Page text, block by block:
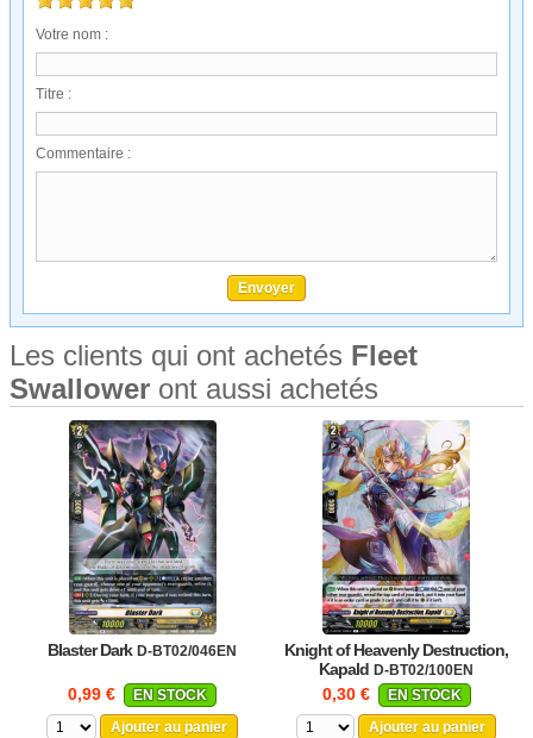
Votre nom :
Titre :
Commentaire :
Les clients qui ont achetés Fleet
Swallower ont aussi achetés
Blaster Dark D-BT02/046EN
0,99 €
EN STOCK
Ajouter au panier
Knight of Heavenly Destruction,
Kapald D-BT02/100EN
0,30 €
EN STOCK
Ajouter au panier